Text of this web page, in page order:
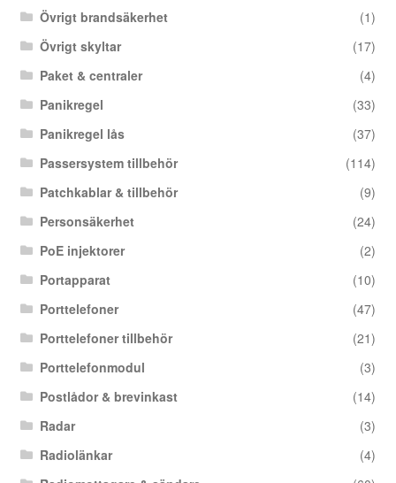
Övrigt brandsäkerhet
(1)
Övrigt skyltar
(17)
Paket & centraler
(4)
Panikregel
(33)
Panikregel lås
(37)
Passersystem tillbehör
(114)
Patchkablar & tillbehör
(9)
Personsäkerhet
(24)
PoE injektorer
(2)
Portapparat
(10)
Porttelefoner
(47)
Porttelefoner tillbehör
(21)
Porttelefonmodul
(3)
Postlådor & brevinkast
(14)
Radar
(3)
Radiolänkar
(4)